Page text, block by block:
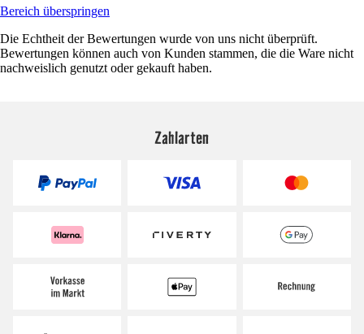
Bereich überspringen
Die Echtheit der Bewertungen wurde von uns nicht überprüft.
Bewertungen können auch von Kunden stammen, die die Ware nicht
nachweislich genutzt oder gekauft haben.
Zahlarten